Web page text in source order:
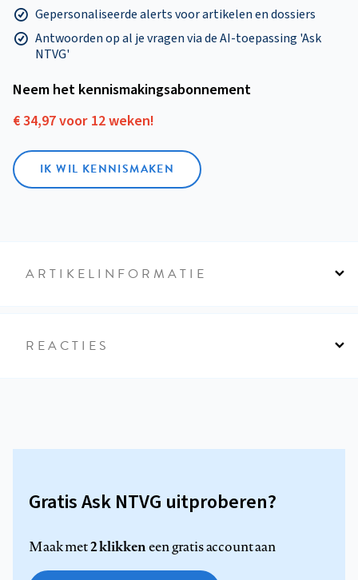
Gepersonaliseerde alerts voor artikelen en dossiers
Antwoorden op al je vragen via de AI-toepassing 'Ask
NTVG'
Neem het kennismakings­abonnement
€ 34,97 voor 12 weken!
IK WIL KENNISMAKEN
ARTIKELINFORMATIE
REACTIES
Gratis Ask NTVG uitproberen?
Maak met2 klikkeneen gratis account aan